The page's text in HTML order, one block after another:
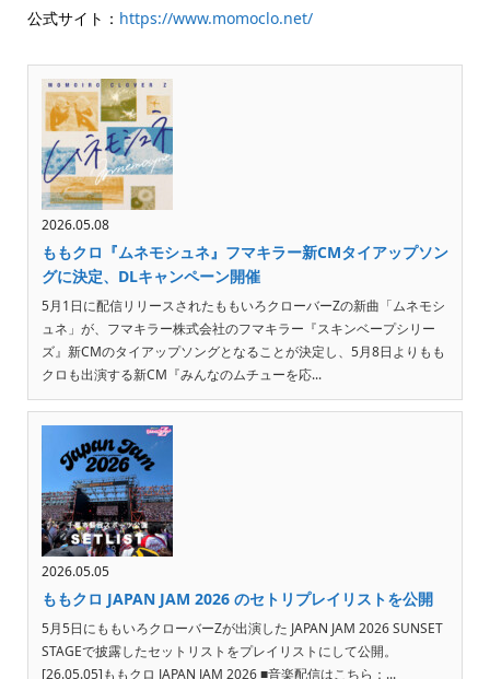
公式サイト： https://www.momoclo.net/
2026.05.08
ももクロ『ムネモシュネ』フマキラー新CMタイアップソン
グに決定、DLキャンペーン開催
5月1日に配信リリースされたももいろクローバーZの新曲「ムネモシ
ュネ」が、フマキラー株式会社のフマキラー『スキンベープシリー
ズ』新CMのタイアップソングとなることが決定し、5月8日よりもも
クロも出演する新CM『みんなのムチューを応...
2026.05.05
ももクロ JAPAN JAM 2026 のセトリプレイリストを公開
5月5日にももいろクローバーZが出演した JAPAN JAM 2026 SUNSET
STAGEで披露したセットリストをプレイリストにして公開。
[26.05.05]ももクロ JAPAN JAM 2026 ■音楽配信はこちら：...